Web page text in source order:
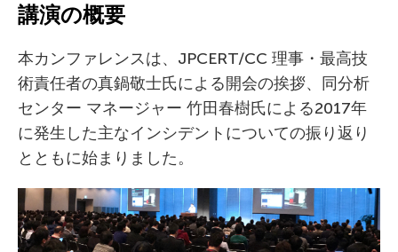
講演の概要
本カンファレンスは、JPCERT/CC 理事・最高技
術責任者の真鍋敬士氏による開会の挨拶、同分析
センター マネージャー 竹田春樹氏による2017年
に発生した主なインシデントについての振り返り
とともに始まりました。